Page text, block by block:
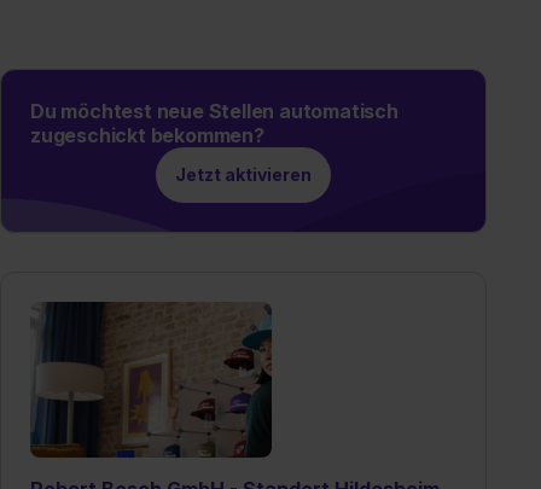
Du möchtest neue Stellen automatisch
zugeschickt bekommen?
Jetzt aktivieren